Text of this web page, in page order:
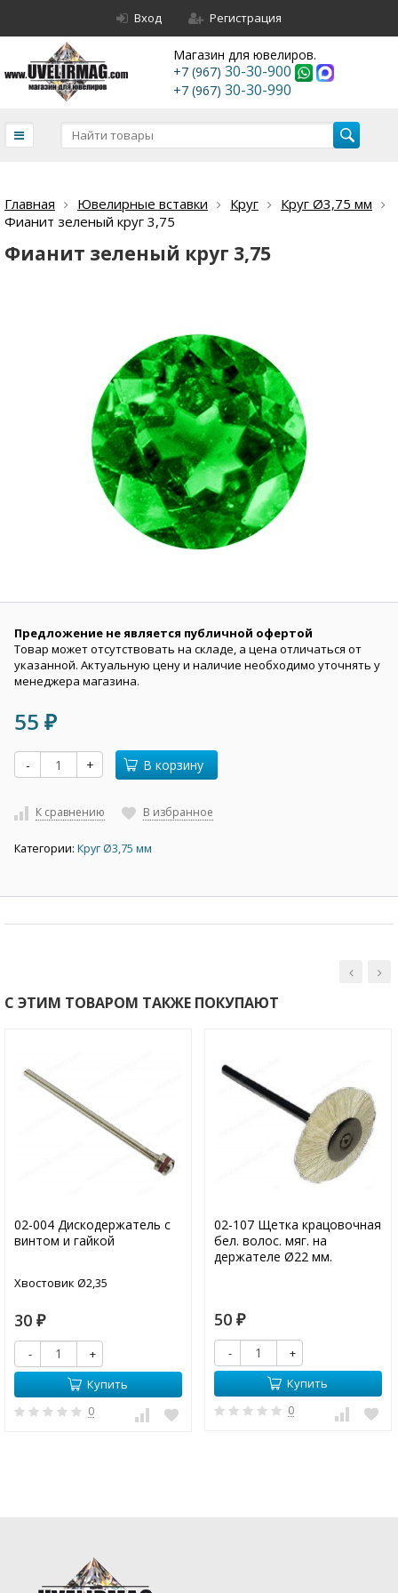
Вход Регистрация
Магазин для ювелиров.
+7 (967) 30-30-900
+7 (967) 30-30-990
Главная Ювелирные вставки Круг
Круг Ø3,75 мм
Фианит зеленый круг 3,75
Фианит зеленый круг 3,75
Предложение не является публичной офертой
Товар может отсутствовать на складе, а цена отличаться от
указанной. Актуальную цену и наличие необходимо уточнять у
менеджера магазина.
55 ₽
- + В корзину
К сравнению В избранное
Категории: Круг Ø3,75 мм
С ЭТИМ ТОВАРОМ ТАКЖЕ ПОКУПАЮТ
02-004 Дискодержатель с
винтом и гайкой
Хвостовик Ø2,35
30 ₽
-
+
Купить
0
02-107 Щетка крацовочная
бел. волос. мяг. на
держателе Ø22 мм.
50 ₽
-
+
Купить
0